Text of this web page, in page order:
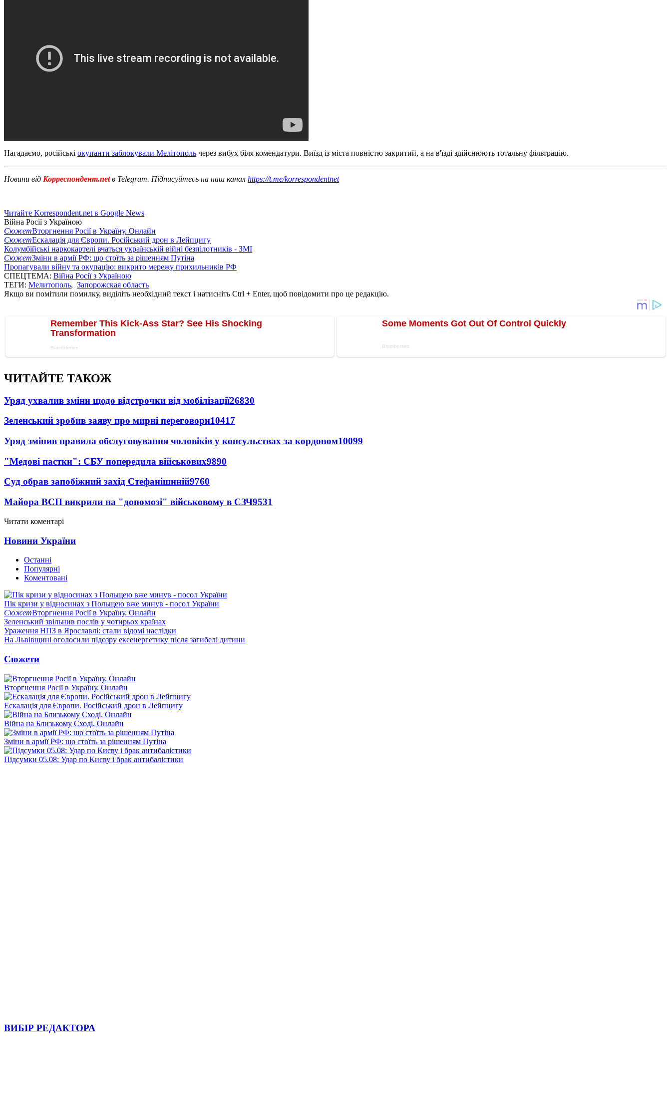
Нагадаємо, російські окупанти заблокували Мелітополь через вибух біля комендатури. Виїзд із міста повністю закритий, а на в'їзді здійснюють тотальну фільтрацію.
Новини від Корреспондент.netв Telegram. Підписуйтесь на наш канал https://t.me/korrespondentnet
Читайте Korrespondent.net в Google News
Війна Росії з Україною
СюжетВторгнення Росії в Україну. Онлайн
СюжетЕскалація для Європи. Російський дрон в Лейпцигу
Колумбійські наркокартелі вчаться українській війні безпілотників - ЗМІ
СюжетЗміни в армії РФ: що стоїть за рішенням Путіна
Пропагували війну та окупацію: викрито мережу прихильників РФ
СПЕЦТЕМА: Війна Росії з Україною
ТЕГИ: Мелитополь, Запорожская область
Якщо ви помітили помилку, виділіть необхідний текст і натисніть Ctrl + Enter, щоб повідомити про це редакцію.
ЧИТАЙТЕ ТАКОЖ
Уряд ухвалив зміни щодо відстрочки від мобілізації26830
Зеленський зробив заяву про мирні переговори10417
Уряд змінив правила обслуговування чоловіків у консульствах за кордоном10099
"Медові пастки": СБУ попередила військових9890
Суд обрав запобіжний захід Стефанішиній9760
Майора ВСП викрили на "допомозі" військовому в СЗЧ9531
Читати коментарі
Новини України
Останні
Популярні
Коментовані
Пік кризи у відносинах з Польщею вже минув - посол України
СюжетВторгнення Росії в Україну. Онлайн
Зеленський звільнив послів у чотирьох країнах
Ураження НПЗ в Ярославлі: стали відомі наслідки
На Львівщині оголосили підозру ексенергетику після загибелі дитини
Сюжети
Вторгнення Росії в Україну. Онлайн
Ескалація для Європи. Російський дрон в Лейпцигу
Війна на Близькому Сході. Онлайн
Зміни в армії РФ: що стоїть за рішенням Путіна
Підсумки 05.08: Удар по Києву і брак антибалістики
ВИБІР РЕДАКТОРА